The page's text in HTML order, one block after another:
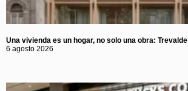
Una vivienda es un hogar, no solo una obra: Trevalde
6 agosto 2026